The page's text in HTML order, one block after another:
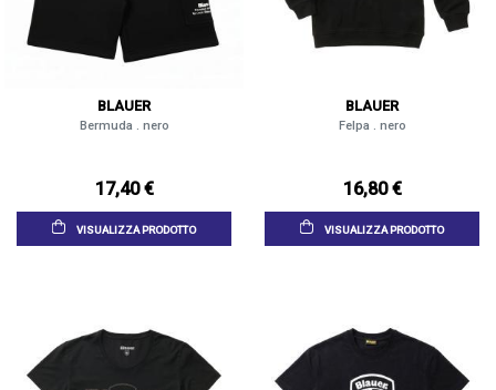
BLAUER
Bermuda . nero
17,40 €
VISUALIZZA PRODOTTO
BLAUER
Felpa . nero
16,80 €
VISUALIZZA PRODOTTO